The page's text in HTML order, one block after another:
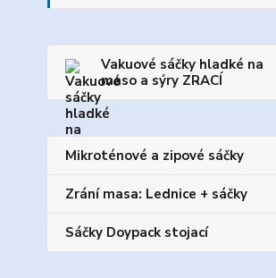
Vakuové sáčky hladké na
maso a sýry ZRACÍ
Mikroténové a zipové sáčky
Zrání masa: Lednice + sáčky
Sáčky Doypack stojací